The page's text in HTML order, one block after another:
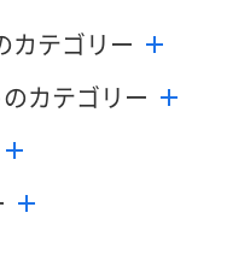
カテゴリー
カテゴリー